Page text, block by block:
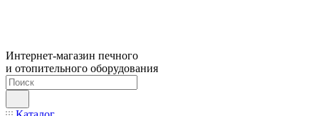
Интернет-магазин печного
и отопительного оборудования